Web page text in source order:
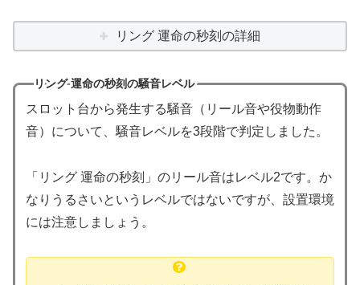
リング 運命の秒刻の詳細
リング 運命の秒刻の騒音レベル
スロット台から発生する騒音（リール音や役物動作
音）について、騒音レベルを3段階で判定しました。
「リング 運命の秒刻」のリール音はレベル2です。か
なりうるさいというレベルではないですが、設置環境
には注意しましょう。